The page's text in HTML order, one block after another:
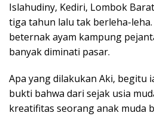
Islahudiny, Kediri, Lombok
tiga tahun lalu tak berleha-
beternak ayam kampung
banyak diminati pasar.
Apa yang dilakukan Aki, begitu
bukti bahwa dari sejak usia
kreatifitas seorang anak muda